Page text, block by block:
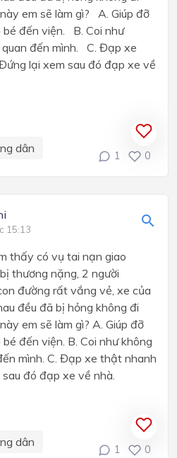
em sẽ làm gì? A. Giúp đỡ
bé đến viện. B. Coi như
đến mình. C. Đạp xe
lại xem sau đó đạp xe về
dân
1 0
15:13
thấy có vụ tai nạn giao
thương nặng, 2 người
đường rất vắng vẻ, xe của
đều đã bị hỏng không đi
em sẽ làm gì? A. Giúp đỡ
đến viện. B. Coi như không
mình. C. Đạp xe thật nhanh
đó đạp xe về nhà.
dân
1 0